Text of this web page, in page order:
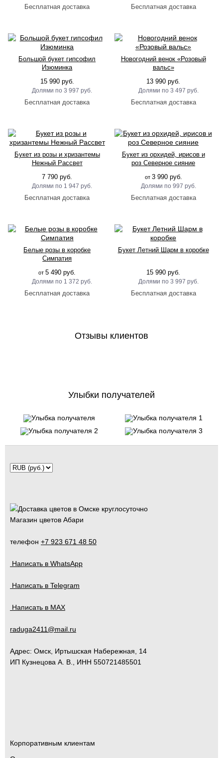
Большой букет гипсофил
Изюминка
15 990 руб.
3 997 руб.
Новогодний венок «Розовый
вальс»
13 990 руб.
3 497 руб.
Букет из розы и хризантемы
Нежный Рассвет
7 790 руб.
1 947 руб.
Букет из орхидей, ирисов и
роз Северное сияние
от 3 990 руб.
997 руб.
Белые розы в коробке
Симпатия
от5 490 руб.
1 372 руб.
Букет Летний Шарм в коробке
15 990 руб.
3 997 руб.
Отзывы клиентов
Улыбки получателей
Магазин цветов Абари
телефон +7 923 671 48 50
Написать в WhatsApp
Написать в Telegram
Написать в MAX
raduga2411@mail.ru
Адрес: Омск Иртышская Набережная, 14
ИП Кузнецова А. В., ИНН 550721485501
Корпоративным клиентам